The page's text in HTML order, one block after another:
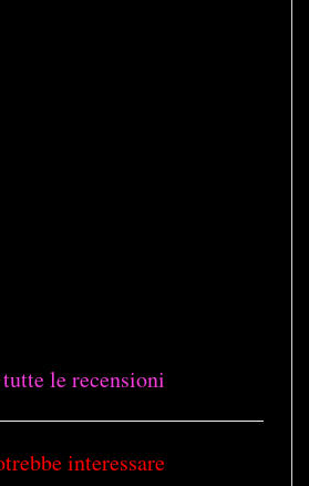
le recensioni
interessare